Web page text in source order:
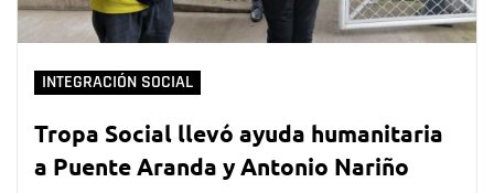
INTEGRACIÓN SOCIAL
Tropa Social llevó ayuda humanitaria
a Puente Aranda y Antonio Nariño